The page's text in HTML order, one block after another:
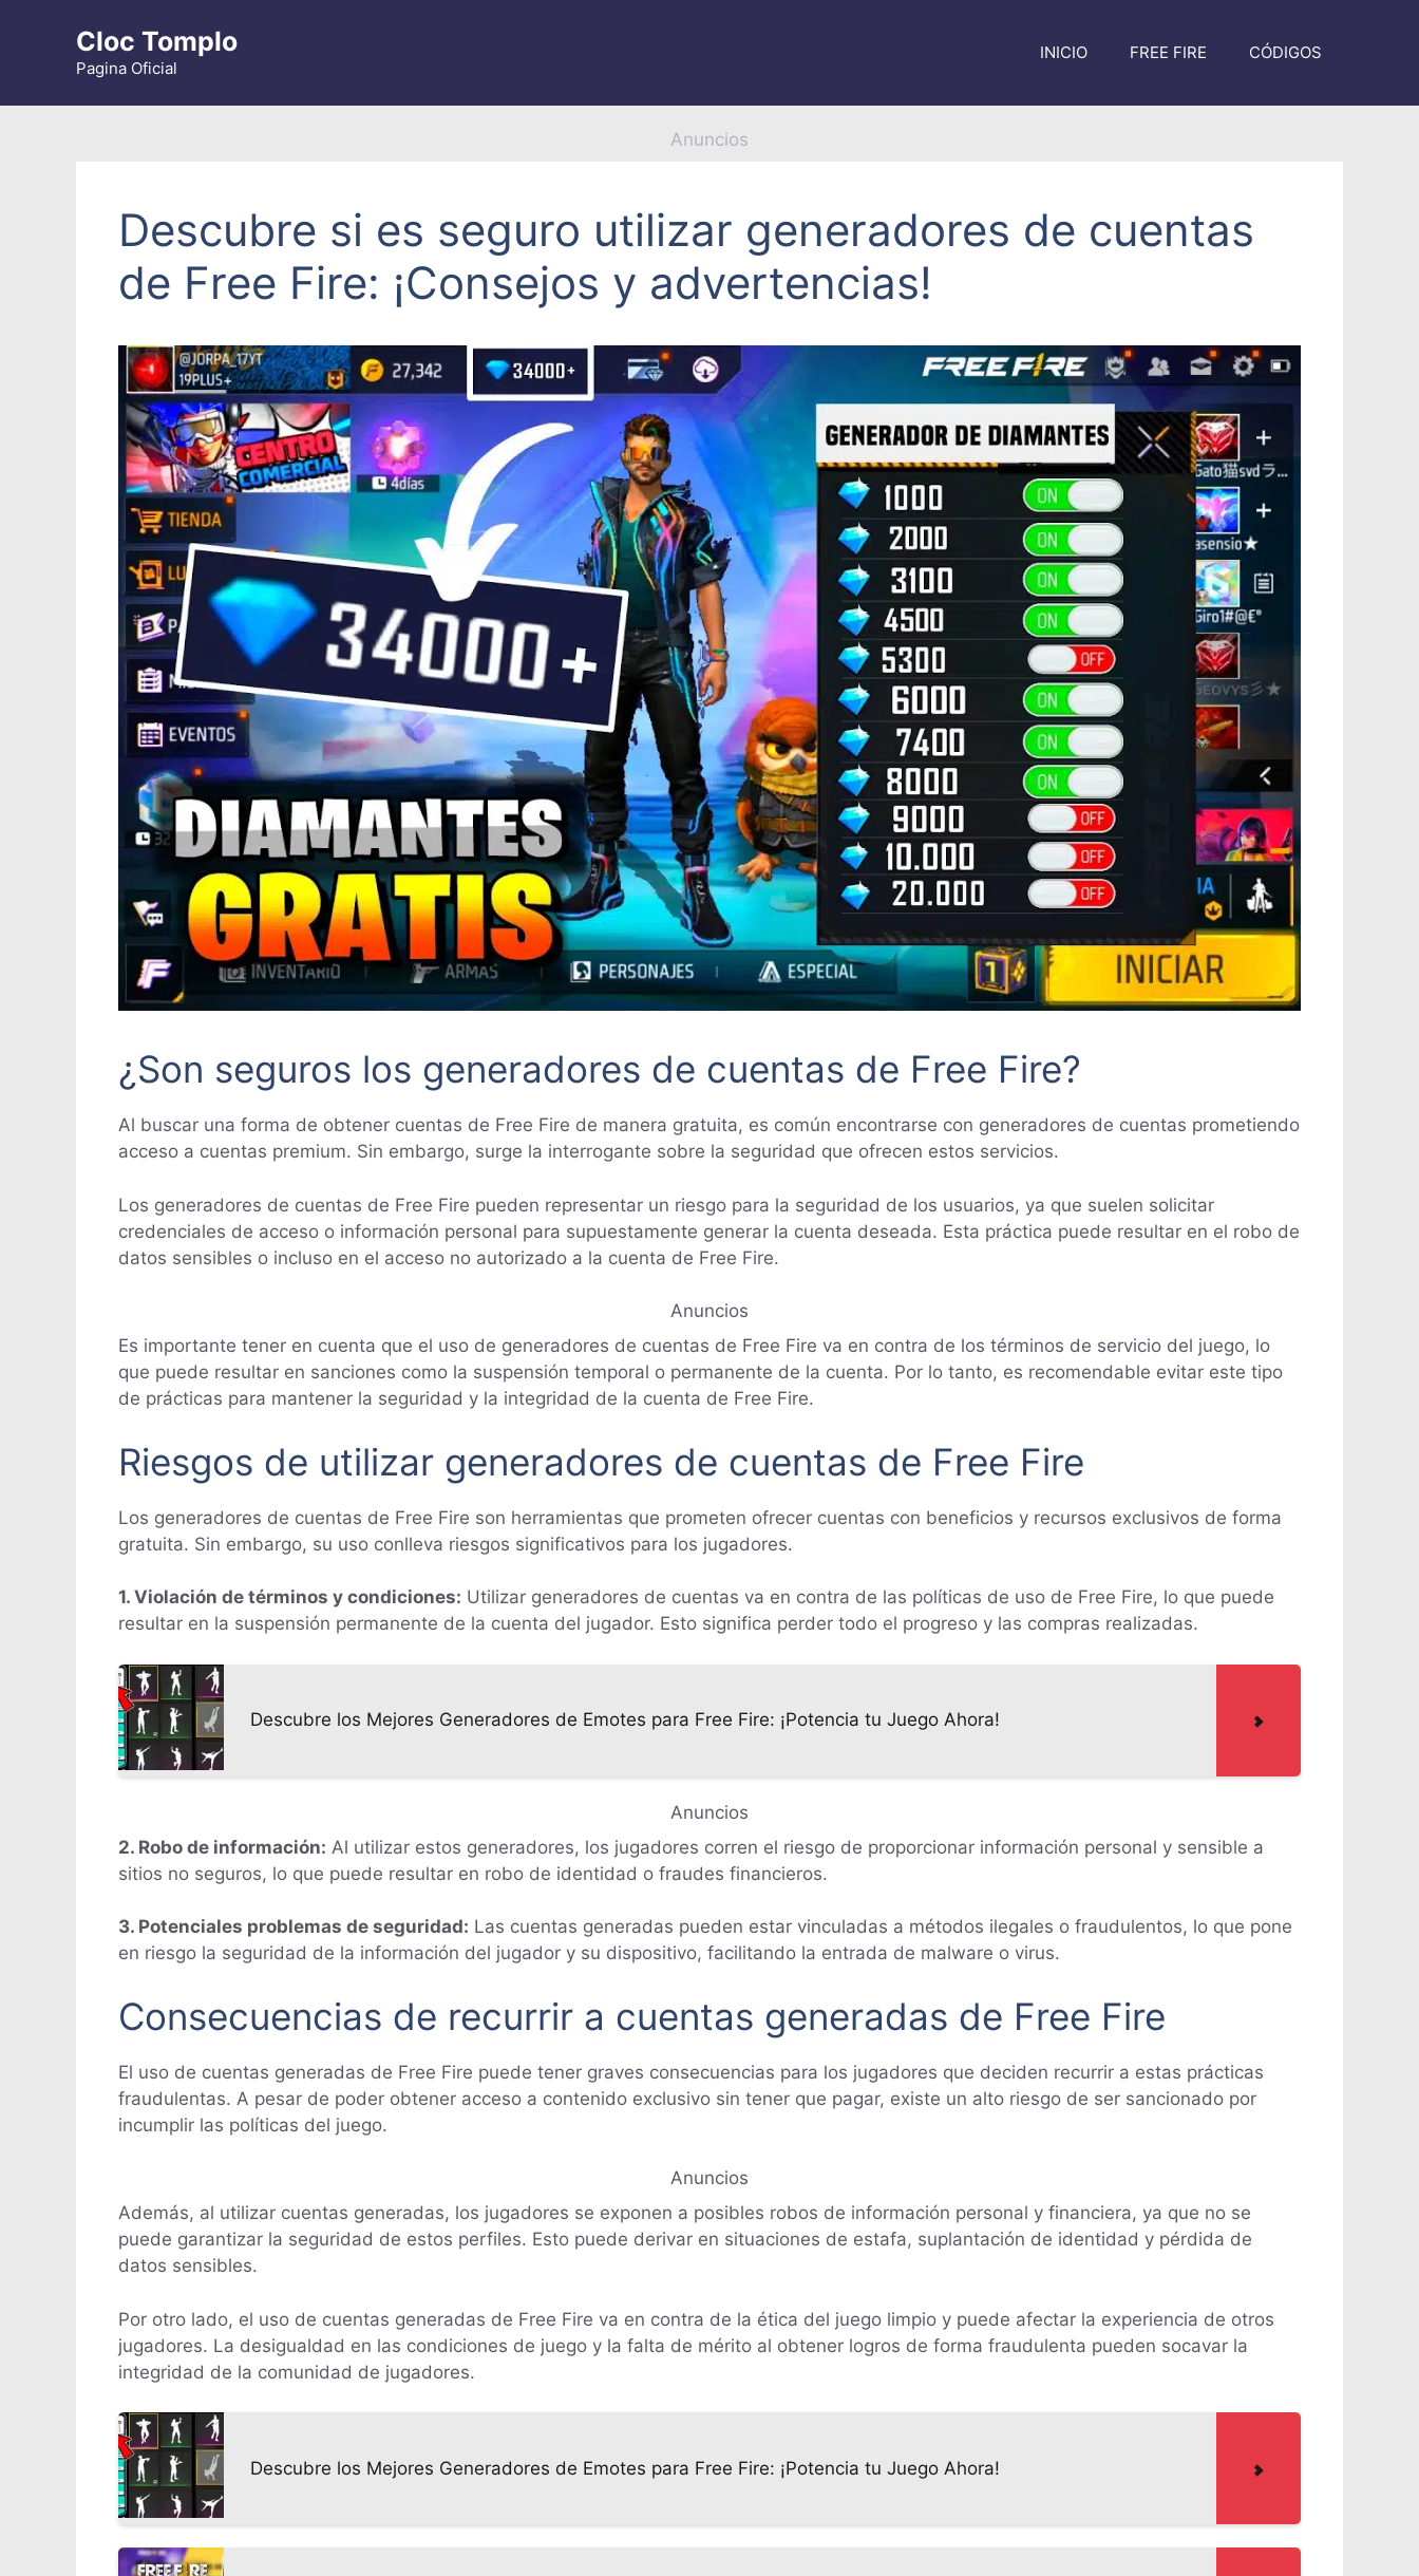
contenido
Cloc Tomplo
Pagina Oficial
INICIO FREE FIRE CÓDIGOS
Anuncios
Descubre si es seguro utilizar generadores de cuentas
de Free Fire: ¡Consejos y advertencias!
¿Son seguros los generadores de cuentas de Free Fire?
Al buscar una forma de obtener cuentas de Free Fire de manera gratuita, es común encontrarse con generadores de cuentas prometiendo
acceso a cuentas premium. Sin embargo, surge la interrogante sobre la seguridad que ofrecen estos servicios.
Los generadores de cuentas de Free Fire pueden representar un riesgo para la seguridad de los usuarios, ya que suelen solicitar
credenciales de acceso o información personal para supuestamente generar la cuenta deseada. Esta práctica puede resultar en el robo de
datos sensibles o incluso en el acceso no autorizado a la cuenta de Free Fire.
Anuncios
Es importante tener en cuenta que el uso de generadores de cuentas de Free Fire va en contra de los términos de servicio del juego, lo
que puede resultar en sanciones como la suspensión temporal o permanente de la cuenta. Por lo tanto, es recomendable evitar este tipo
de prácticas para mantener la seguridad y la integridad de la cuenta de Free Fire.
Riesgos de utilizar generadores de cuentas de Free Fire
Los generadores de cuentas de Free Fire son herramientas que prometen ofrecer cuentas con beneficios y recursos exclusivos de forma
gratuita. Sin embargo, su uso conlleva riesgos significativos para los jugadores.
1. Violación de términos y condiciones: Utilizar generadores de cuentas va en contra de las políticas de uso de Free Fire, lo que puede
resultar en la suspensión permanente de la cuenta del jugador. Esto significa perder todo el progreso y las compras realizadas.
Descubre los Mejores Generadores de Emotes para Free Fire: ¡Potencia tu Juego Ahora!
Anuncios
2. Robo de información: Al utilizar estos generadores, los jugadores corren el riesgo de proporcionar información personal y sensible a
sitios no seguros, lo que puede resultar en robo de identidad o fraudes financieros.
3. Potenciales problemas de seguridad: Las cuentas generadas pueden estar vinculadas a métodos ilegales o fraudulentos, lo que pone
en riesgo la seguridad de la información del jugador y su dispositivo, facilitando la entrada de malware o virus.
Consecuencias de recurrir a cuentas generadas de Free Fire
El uso de cuentas generadas de Free Fire puede tener graves consecuencias para los jugadores que deciden recurrir a estas prácticas
fraudulentas. A pesar de poder obtener acceso a contenido exclusivo sin tener que pagar, existe un alto riesgo de ser sancionado por
incumplir las políticas del juego.
Anuncios
Además, al utilizar cuentas generadas, los jugadores se exponen a posibles robos de información personal y financiera, ya que no se
puede garantizar la seguridad de estos perfiles. Esto puede derivar en situaciones de estafa, suplantación de identidad y pérdida de
datos sensibles.
Por otro lado, el uso de cuentas generadas de Free Fire va en contra de la ética del juego limpio y puede afectar la experiencia de otros
jugadores. La desigualdad en las condiciones de juego y la falta de mérito al obtener logros de forma fraudulenta pueden socavar la
integridad de la comunidad de jugadores.
Descubre los Mejores Generadores de Emotes para Free Fire: ¡Potencia tu Juego Ahora!